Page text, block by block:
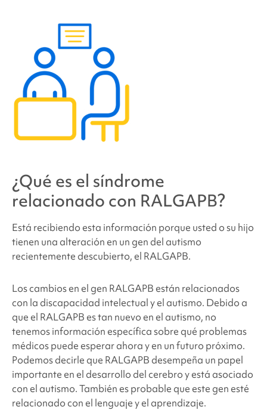
¿Qué es el síndrome
relacionado con RALGAPB?
Está recibiendo esta información porque usted o su hijo
tienen una alteración en un gen del autismo
recientemente descubierto,el RALGAPB.
Los cambios en el gen RALGAPBestán relacionados
con la discapacidad intelectual y el autismo. Debido a
queel RALGAPBes tan nuevo en el autismo, no
tenemos información específica sobre qué problemas
médicos puede esperar ahora y en un futuro próximo.
Podemos decirle que RALGAPB desempeña un papel
importante en el desarrollo del cerebro y está asociado
con el autismo. También es probable que este gen esté
relacionado con el lenguaje y el aprendizaje.